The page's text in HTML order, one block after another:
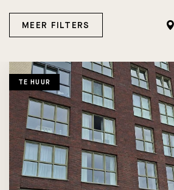
MEER FILTERS
TE HUUR